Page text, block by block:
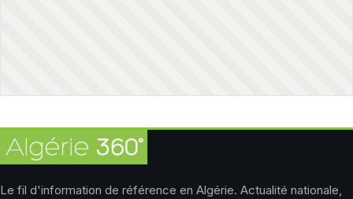
Le fil d'information de référence en Algérie. Actualité nationale,